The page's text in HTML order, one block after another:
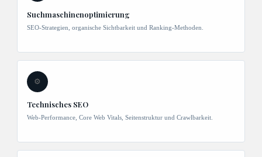
Suchmaschinenoptimierung
SEO-Strategien, organische Sichtbarkeit und Ranking-Methoden.
⚙️
Technisches SEO
Web-Performance, Core Web Vitals, Seitenstruktur und Crawlbarkeit.